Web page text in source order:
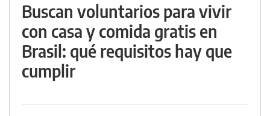
Buscan voluntarios para vivir
con casa y comida gratis en
Brasil: qué requisitos hay que
cumplir